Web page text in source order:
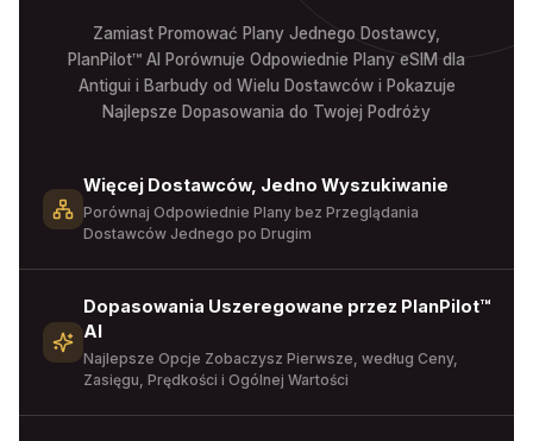
Zamiast Promować Plany Jednego Dostawcy,
PlanPilot™ AI Porównuje Odpowiednie Plany eSIM dla
Antigui i Barbudy od Wielu Dostawców i Pokazuje
Najlepsze Dopasowania do Twojej Podróży
Więcej Dostawców, Jedno Wyszukiwanie
Porównaj Odpowiednie Plany bez Przeglądania
Dostawców Jednego po Drugim
Dopasowania Uszeregowane przez PlanPilot™
AI
Najlepsze Opcje Zobaczysz Pierwsze, według Ceny,
Zasięgu, Prędkości i Ogólnej Wartości